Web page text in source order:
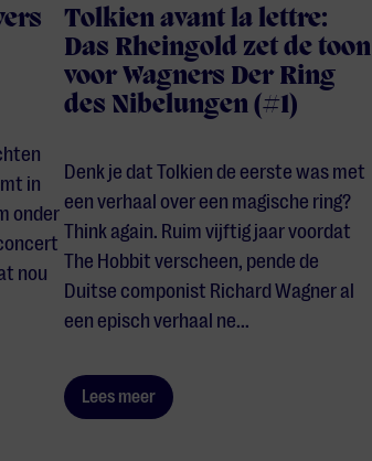
in
onder
nou
Tolkien avant la lettre:
Das Rheingold zet de toon
voor Wagners Der Ring
des Nibelungen (#1)
Denk je dat Tolkien de eerste was met
een verhaal over een magische ring?
Think again. Ruim vijftig jaar voordat
The Hobbit verscheen, pende de
Duitse componist Richard Wagner al
een episch verhaal ne...
Lees meer